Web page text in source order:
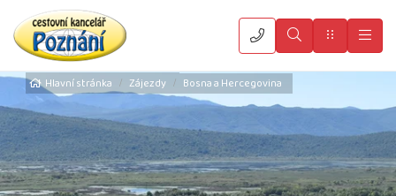
VyhledatMenu
Hlavní stránka Zájezdy Bosna a Hercegovina